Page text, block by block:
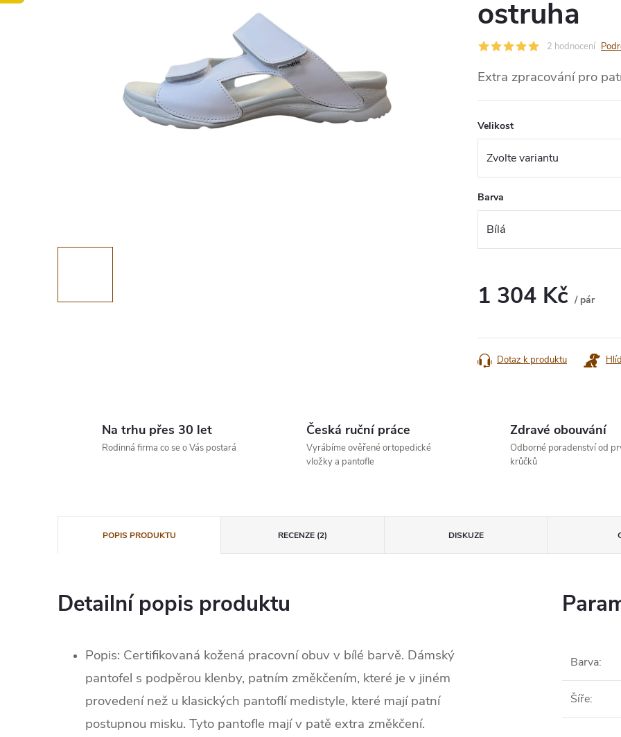
ostruha
2 hodnocení
Extra zpracování pro
Velikost
Barva
1 304 Kč / pár
Dotaz k produktu
Na trhu přes 30 let
Rodinná firma co se o Vás postará
Česká ruční práce
Vyrábíme ověřené ortopedické
vložky a pantofle
Zdravé obouvání
Odborné poradenství od
krůčků
POPIS PRODUKTU RECENZE (2) DISKUZE
Detailní popis produktu
Popis: Certifikovaná kožená pracovní obuv v bílé barvě. Dámský
pantofel s podpěrou klenby, patním změkčením, které je v jiném
provedení než u klasických pantoflí medistyle, které mají patní
postupnou misku. Tyto pantofle mají v patě extra změkčení.
Barva:
Šíře: